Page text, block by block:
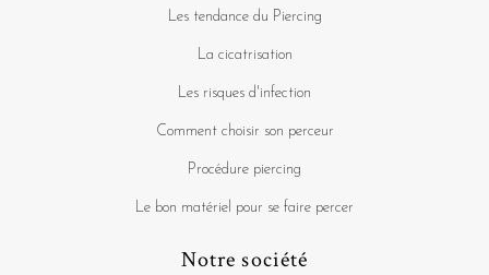
Les tendance du Piercing
La cicatrisation
Les risques d'infection
Comment choisir son perceur
Procédure piercing
Le bon matériel pour se faire percer
Notre société